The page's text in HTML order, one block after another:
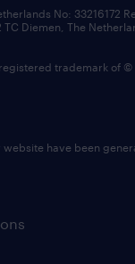
No: 33216172
TC Diemen, The
trademark of ©
have been